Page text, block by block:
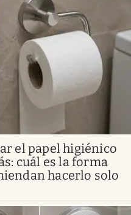
el papel higiénico
cuál es la forma
hacerlo solo